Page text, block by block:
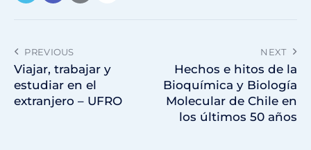
PREVIOUS
Viajar, trabajar y
estudiar en el
extranjero – UFRO
NEXT
Hechos e hitos de la
Bioquímica y Biología
Molecular de Chile en
los últimos 50 años